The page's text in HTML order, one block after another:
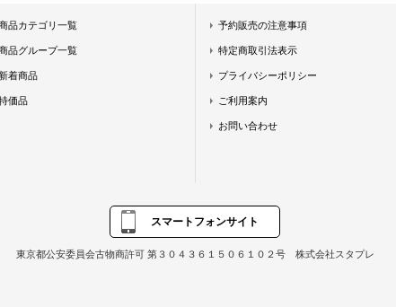
品カテゴリ一覧
品グループ一覧
新着商品
価品
予約販売の注意事項
特定商取引法表示
プライバシーポリシー
ご利用案内
お問い合わせ
スマートフォンサイト
東京都公安委員会古物商許可 第３０４３６１５０６１０２号 株式会社スタプレ